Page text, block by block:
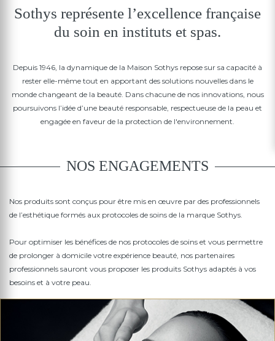
Sothys représente l’excellence française
du soin en instituts et spas.
Depuis 1946, la dynamique de la Maison Sothys repose sur sa capacité à
rester elle-même tout en apportant des solutions nouvelles dans le
monde changeant de la beauté. Dans chacune de nos innovations, nous
poursuivons l’idée d’une beauté responsable, respectueuse de la peau et
engagée en faveur de la protection de l'environnement.
NOS ENGAGEMENTS
Nos produits sont conçus pour être mis en œuvre par des professionnels
de l’esthétique formés aux protocoles de soins de la marque Sothys.
Pour optimiser les bénéfices de nos protocoles de soins et vous permettre
de prolonger à domicile votre expérience beauté, nos partenaires
professionnels sauront vous proposer les produits Sothys adaptés à vos
besoins et à votre peau.